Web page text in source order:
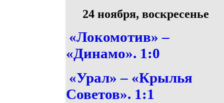
24 ноября, воскресенье
«Локомотив» –
«Динамо». 1:0
«Урал» – «Крылья
Советов». 1:1